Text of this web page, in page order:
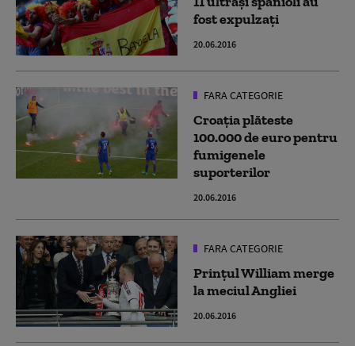
fost expulzaţi
20.06.2016
FARA CATEGORIE
Croaţia plăteste
100.000 de euro pentru
fumigenele
suporterilor
20.06.2016
FARA CATEGORIE
Prinţul William merge
la meciul Angliei
20.06.2016